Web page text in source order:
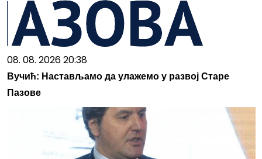
08. 08. 2026 20:38
Вучић: Настављамо да улажемо у развој Старе
Пазове